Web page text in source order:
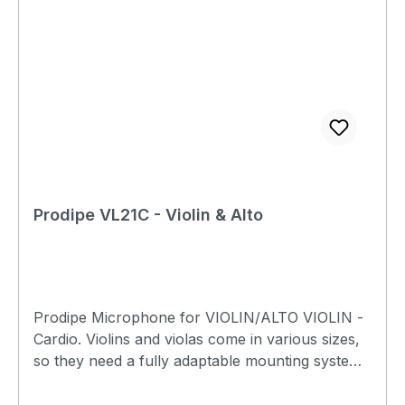
Width capsule : approx. 1,5 m Pression max. SPL
Prodipe VL21C - Violin & Alto
Prodipe Microphone for VIOLIN/ALTO VIOLIN -
Cardio. Violins and violas come in various sizes,
so they need a fully adaptable mounting system,